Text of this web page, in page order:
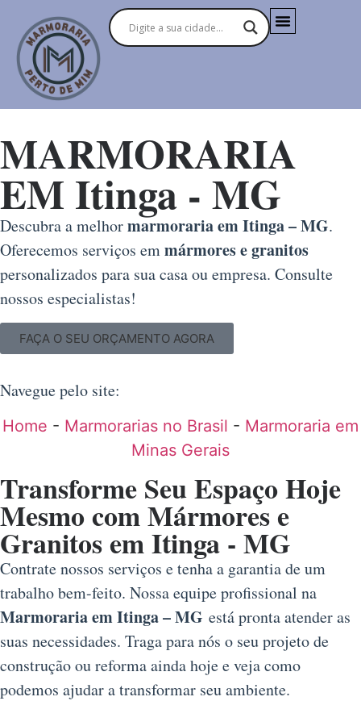
MARMORARIA
EM Itinga - MG
Descubra a melhormarmoraria em Itinga – MG.
Oferecemos serviços emmármores e granitos
personalizados para sua casa ou empresa. Consulte
nossos especialistas!
FAÇA O SEU ORÇAMENTO AGORA
Navegue pelo site:
Home - Marmorarias no Brasil - Marmoraria em
Minas Gerais
Transforme Seu Espaço Hoje
Mesmo com Mármores e
Granitos em Itinga - MG
Contrate nossos serviços e tenha a garantia de um
trabalho bem-feito. Nossa equipe profissional na
Marmoraria em Itinga – MG está pronta atender as
suas necessidades. Traga para nós o seu projeto de
construção ou reforma ainda hoje e veja como
podemos ajudar a transformar seu ambiente.